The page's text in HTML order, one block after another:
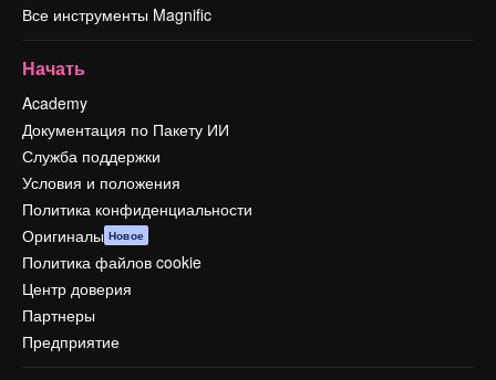
Все инструменты Magnific
Начать
Academy
Документация по Пакету ИИ
Служба поддержки
Условия и положения
Политика конфиденциальности
Оригиналы Новое
Политика файлов cookie
Центр доверия
Партнеры
Предприятие